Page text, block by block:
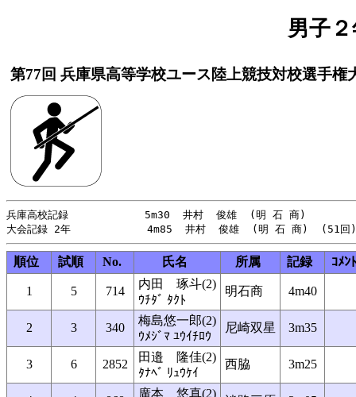
男子
第77回 兵庫県高等学校ユース陸上競技対校選手権
兵庫高校記録            5m30  井村  俊雄  (明 石 商)
順位 試順 No. 氏名 所属 記録 ｺﾒﾝﾄ
1 5 714
内田 琢斗(2)
ｳﾁﾀﾞ ﾀｸﾄ
明石商 4m40
2 3 340
梅島悠一郎(2)
ｳﾒｼﾞﾏ ﾕｳｲﾁﾛｳ
尼崎双星 3m35
3 6 2852
田邉 隆佳(2)
ﾀﾅﾍﾞ ﾘｭｳｹｲ
西脇 3m25
廣本 悠真(2)